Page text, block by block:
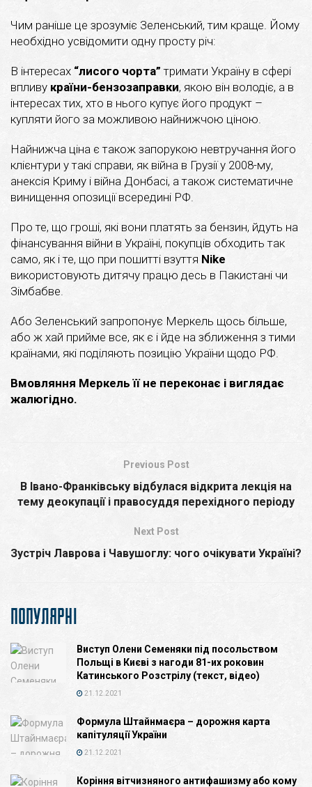
Чим раніше це зрозуміє Зеленський, тим краще. Йому
необхідно усвідомити одну просту річ:
В інтересах “лисого чорта” тримати Україну в сфері
впливу країни-бензозаправки, якою він володіє, а в
інтересах тих, хто в нього купує його продукт –
купляти його за можливою найнижчою ціною.
Найнижча ціна є також запорукою невтручання його
клієнтури у такі справи, як війна в Грузії у 2008-му,
анексія Криму і війна Донбасі, а також систематичне
винищення опозиції всередині РФ.
Про те, що гроші, які вони платять за бензин, йдуть на
фінансування війни в Україні, покупців обходить так
само, як і те, що при пошитті взуття Nike
використовують дитячу працю десь в Пакистані чи
Зімбабве.
Або Зеленський запропонує Меркель щось більше,
або ж хай прийме все, як є і йде на зближення з тими
країнами, які поділяють позицію України щодо РФ.
Вмовляння Меркель її не переконає і виглядає
жалюгідно.
Previous Post
В Івано-Франківську відбулася відкрита лекція на
тему деокупації і правосуддя перехідного періоду
Next Post
Зустріч Лаврова і Чавушоглу: чого очікувати Україні?
ПОПУЛЯРНІ
Виступ Олени Семеняки під посольством
Польщі в Києві з нагоди 81-их роковин
Катинського Розстрілу (текст, відео)
21.12.2021
Формула Штайнмаєра – дорожня карта
капітуляції України
21.12.2021
Коріння вітчизняного антифашизму або кому